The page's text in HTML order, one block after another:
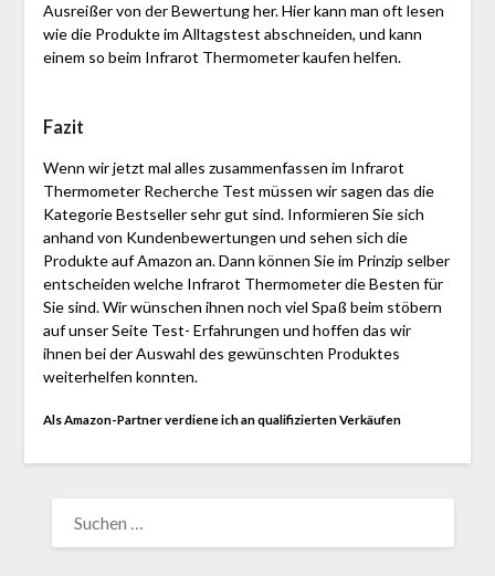
Ausreißer von der Bewertung her. Hier kann man oft lesen
wie die Produkte im Alltagstest abschneiden, und kann
einem so beim Infrarot Thermometer kaufen helfen.
Fazit
Wenn wir jetzt mal alles zusammenfassen im Infrarot
Thermometer Recherche Test müssen wir sagen das die
Kategorie Bestseller sehr gut sind. Informieren Sie sich
anhand von Kundenbewertungen und sehen sich die
Produkte auf Amazon an. Dann können Sie im Prinzip selber
entscheiden welche Infrarot Thermometer die Besten für
Sie sind. Wir wünschen ihnen noch viel Spaß beim stöbern
auf unser Seite Test- Erfahrungen und hoffen das wir
ihnen bei der Auswahl des gewünschten Produktes
weiterhelfen konnten.
Als Amazon-Partner verdiene ich an qualifizierten Verkäufen
NACH: